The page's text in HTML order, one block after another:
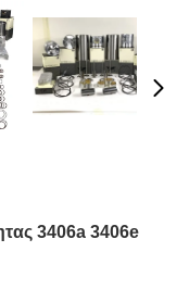
3406a 3406e